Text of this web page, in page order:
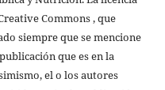
Commons , que
siempre que se mencione
que es en la
el o los autores